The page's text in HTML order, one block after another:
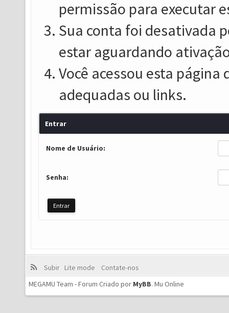
permissão para executar
Sua conta foi desativada
estar aguardando
Você acessou esta
adequadas ou links.
Entrar
Nome de Usuário:
Senha:
Subir Lite mode
Contate-nos
MEGAMU Team - Forum Criado por MyBB. Mu Online